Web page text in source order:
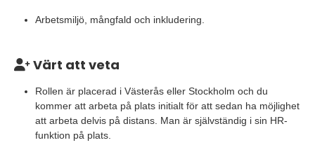
Arbetsmiljö, mångfald och inkludering.
Värt att veta
Rollen är placerad i Västerås eller Stockholm och du
kommer att arbeta på plats initialt för att sedan ha möjlighet
att arbeta delvis på distans. Man är självständig i sin HR-
funktion på plats.